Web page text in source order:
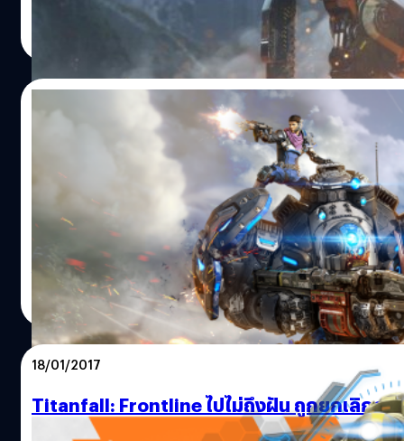
ความจริง และจะมีการถ่ายทอดสดเปิดตัวพร้อมเผยรายละเอี
แรกในวันจันทร์ที่ 4 กุมภาพันธ์นี้
https://twitter.com/Respawn/status/
โดยผู้ที่ได้ทดลองเล่นและแหล่งข่าวได้เปิดเผยข้อมูลว่า เกม
Legends ถูกพัฒนาโดยใช้เอนจิ้น Valve’s Source engine เวอ
ใหม่และจะเปิดให้เล่นแบบ Free to Play โดยมีกำหนดลง
แพลตฟอร์ม PlayStation 4, Xbox One และ PC ซึ่งตัวเกมจะ
พร้อมกับฟีเจอร์ใหม่ๆ เช่น ระบบ ฮีโร่/คลาสอาชีพที่มีความสา
แตกต่างกัน, โหมด PvP แบบ 3 vs 3, หนึ่งเซิฟเวอร์สามารถรอ
ผู้เล่นได้สูงสุด 60 คน และมีระบบ Microtransactions…
ศุภกร ประเสริฐศิลป์| 2743 days ago
Titanfall Online ถูกยุติการพัฒนาเรียบร้อยเ
จากปัญหาด้านธุรกิจ
Titanfall Online ถูกยุติการพัฒนาเรียบร้อยเเล้ว จากปัญหาด้
ธุรกิจ
จีรนาถ เรืองทรัพย์| 2950 days ago
Read More
18/01/2017
Titanfall: Frontline ไปไม่ถึงฝัน ถูกยกเลิกกา